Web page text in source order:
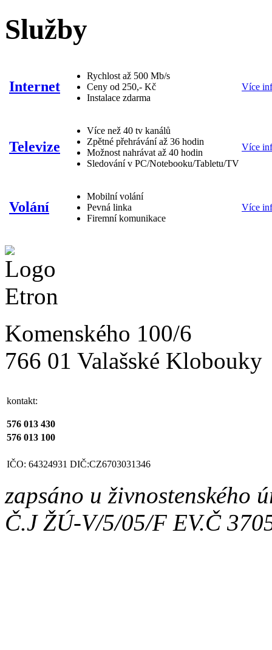
Služby
Internet
Rychlost až 500 Mb/s
Ceny od 250,- Kč
Instalace zdarma
Více
Televize
Více než 40 tv kanálů
Zpětné přehrávání až 36 hodin
Možnost nahrávat až 40 hodin
Sledování v PC/Notebooku/Tabletu/TV
Více
Volání
Mobilní volání
Pevná linka
Firemní komunikace
Více
Komenského 100/6
766 01 Valašské Klobouky
kontakt:
576 013 430
576 013 100
IČO: 64324931 DIČ:CZ6703031346
zapsáno u živnostenského
Č.J ŽÚ-V/5/05/F EV.Č